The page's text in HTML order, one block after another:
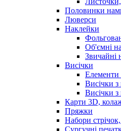
Половинки
Люверси
Наклейки
Об'ємні
Звичайні
Висічки
Елементи
Висічки з
Висічки з
Карти 3D,
Пряжки
Набори
Сургучні